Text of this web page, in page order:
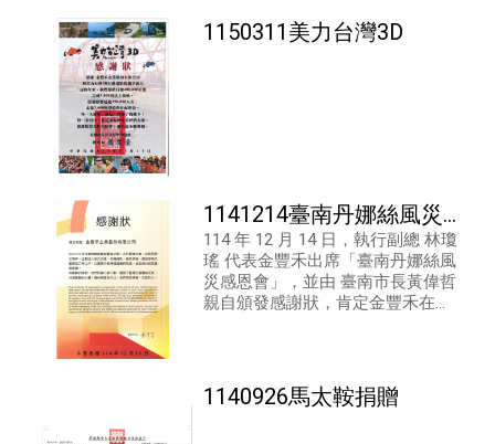
1150311美力台灣3D
1141214臺南丹娜絲風災
感恩會
114 年 12 月 14 日，執行副總 林瓊
瑤 代表金豐禾出席「臺南丹娜絲風
災感恩會」，並由 臺南市長黃偉哲
親自頒發感謝狀，肯定金豐禾在風
1140926馬太鞍捐贈